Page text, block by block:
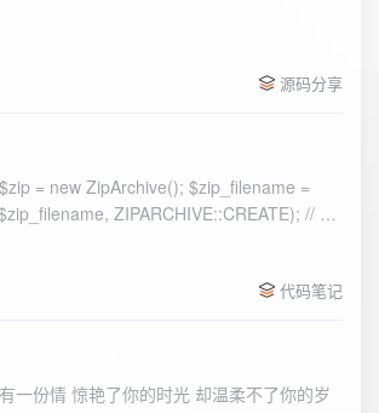
源码分享
= new ZipArchive(); $zip_filename =
路径 $zip-
代码笔记
一份情 惊艳了你的时光 却温柔不了你的岁